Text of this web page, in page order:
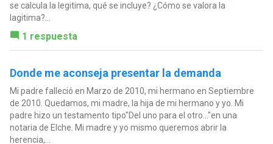
se calcula la legitima, qué se incluye? ¿Cómo se valora la
lagitima?...
1 respuesta
Donde me aconseja presentar la demanda
Mi padre falleció en Marzo de 2010, mi hermano en Septiembre
de 2010. Quedamos, mi madre, la hija de mi hermano y yo. Mi
padre hizo un testamento tipo"Del uno para el otro..."en una
notaria de Elche. Mi madre y yo mismo queremos abrir la
herencia,...